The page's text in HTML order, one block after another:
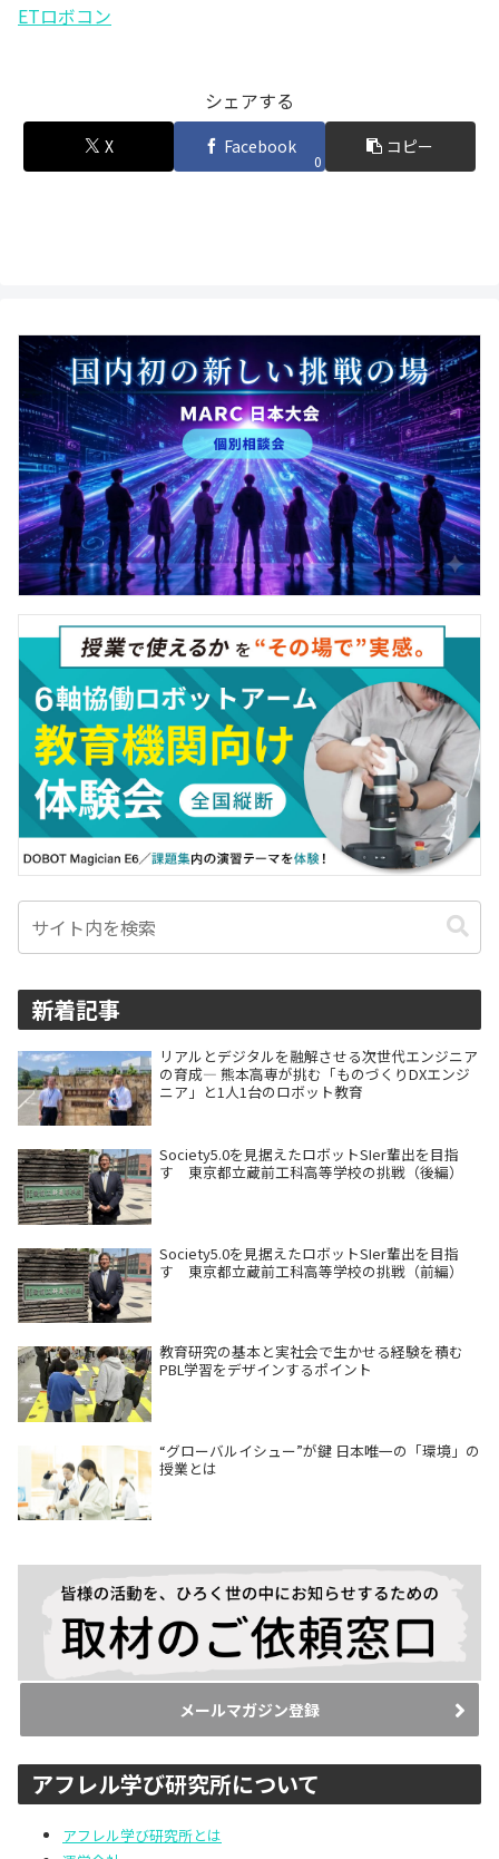
ETロボコン
シェアする
X Facebook
0
コピー
新着記事
リアルとデジタルを融解させる次世代エンジニア
の育成― 熊本高専が挑む「ものづくりDXエンジ
ニア」と1人1台のロボット教育
Society5.0を見据えたロボットSIer輩出を目指
す 東京都立蔵前工科高等学校の挑戦（後編）
Society5.0を見据えたロボットSIer輩出を目指
す 東京都立蔵前工科高等学校の挑戦（前編）
教育研究の基本と実社会で生かせる経験を積む
PBL学習をデザインするポイント
“グローバルイシュー”が鍵 日本唯一の「環境」の
授業とは
メールマガジン登録
アフレル学び研究所について
アフレル学び研究所とは